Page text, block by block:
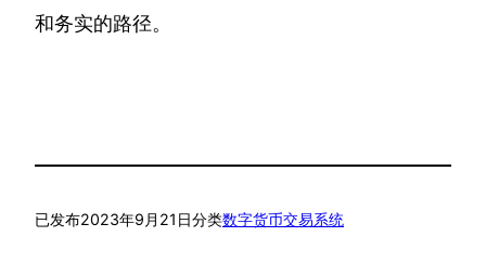
和务实的路径。
已发布2023年9月21日分类数字货币交易系统